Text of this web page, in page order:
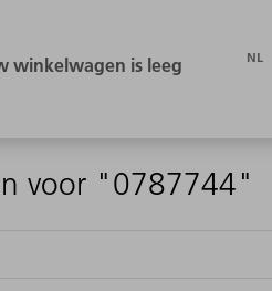
NL
voor "0787744"